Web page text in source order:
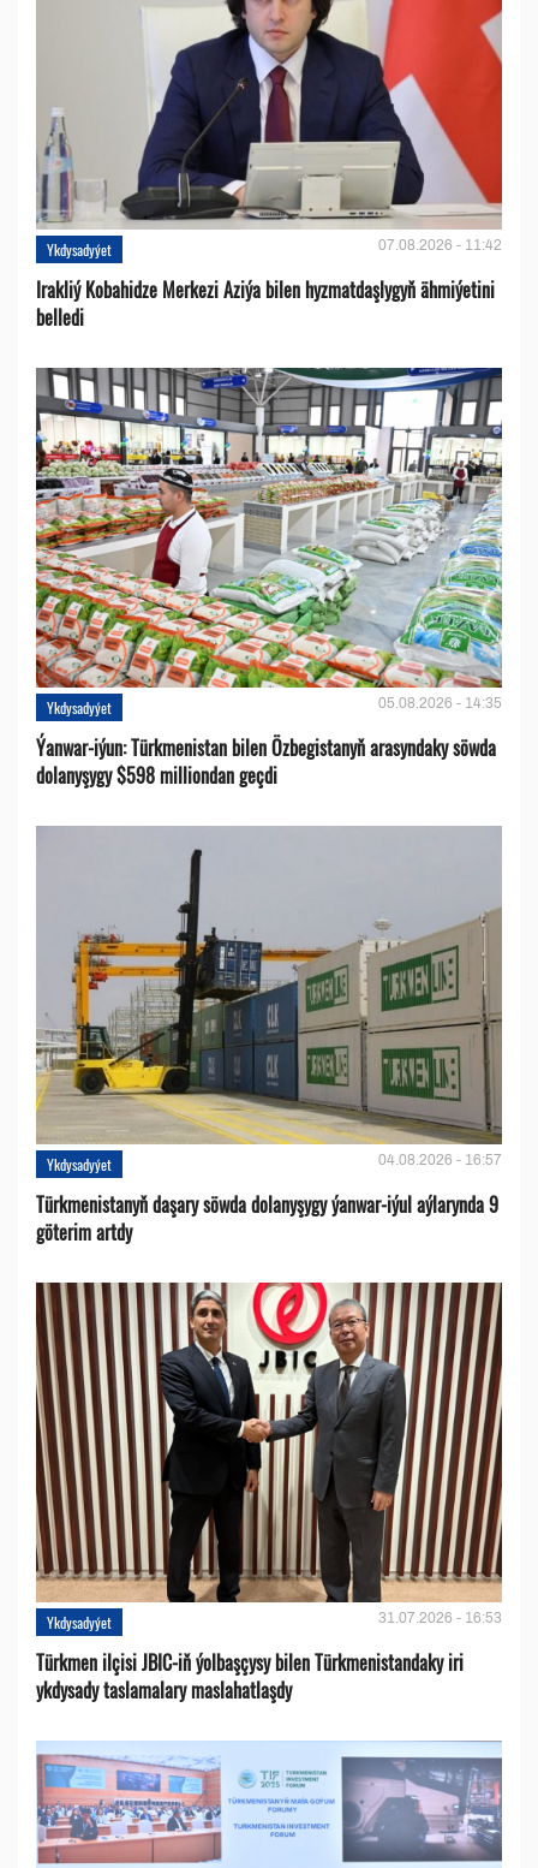
Ykdysadyýet 07.08.2026 - 11:42
Irakliý Kobahidze Merkezi Aziýa bilen hyzmatdaşlygyň ähmiýetini
belledi
Ykdysadyýet 05.08.2026 - 14:35
Ýanwar-iýun: Türkmenistan bilen Özbegistanyň arasyndaky söwda
dolanyşygy $598 milliondan geçdi
Ykdysadyýet 04.08.2026 - 16:57
Türkmenistanyň daşary söwda dolanyşygy ýanwar-iýul aýlarynda 9
göterim artdy
Ykdysadyýet 31.07.2026 - 16:53
Türkmen ilçisi JBIC-iň ýolbaşçysy bilen Türkmenistandaky iri
ykdysady taslamalary maslahatlaşdy